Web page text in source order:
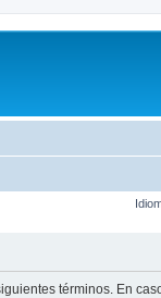
términos. En